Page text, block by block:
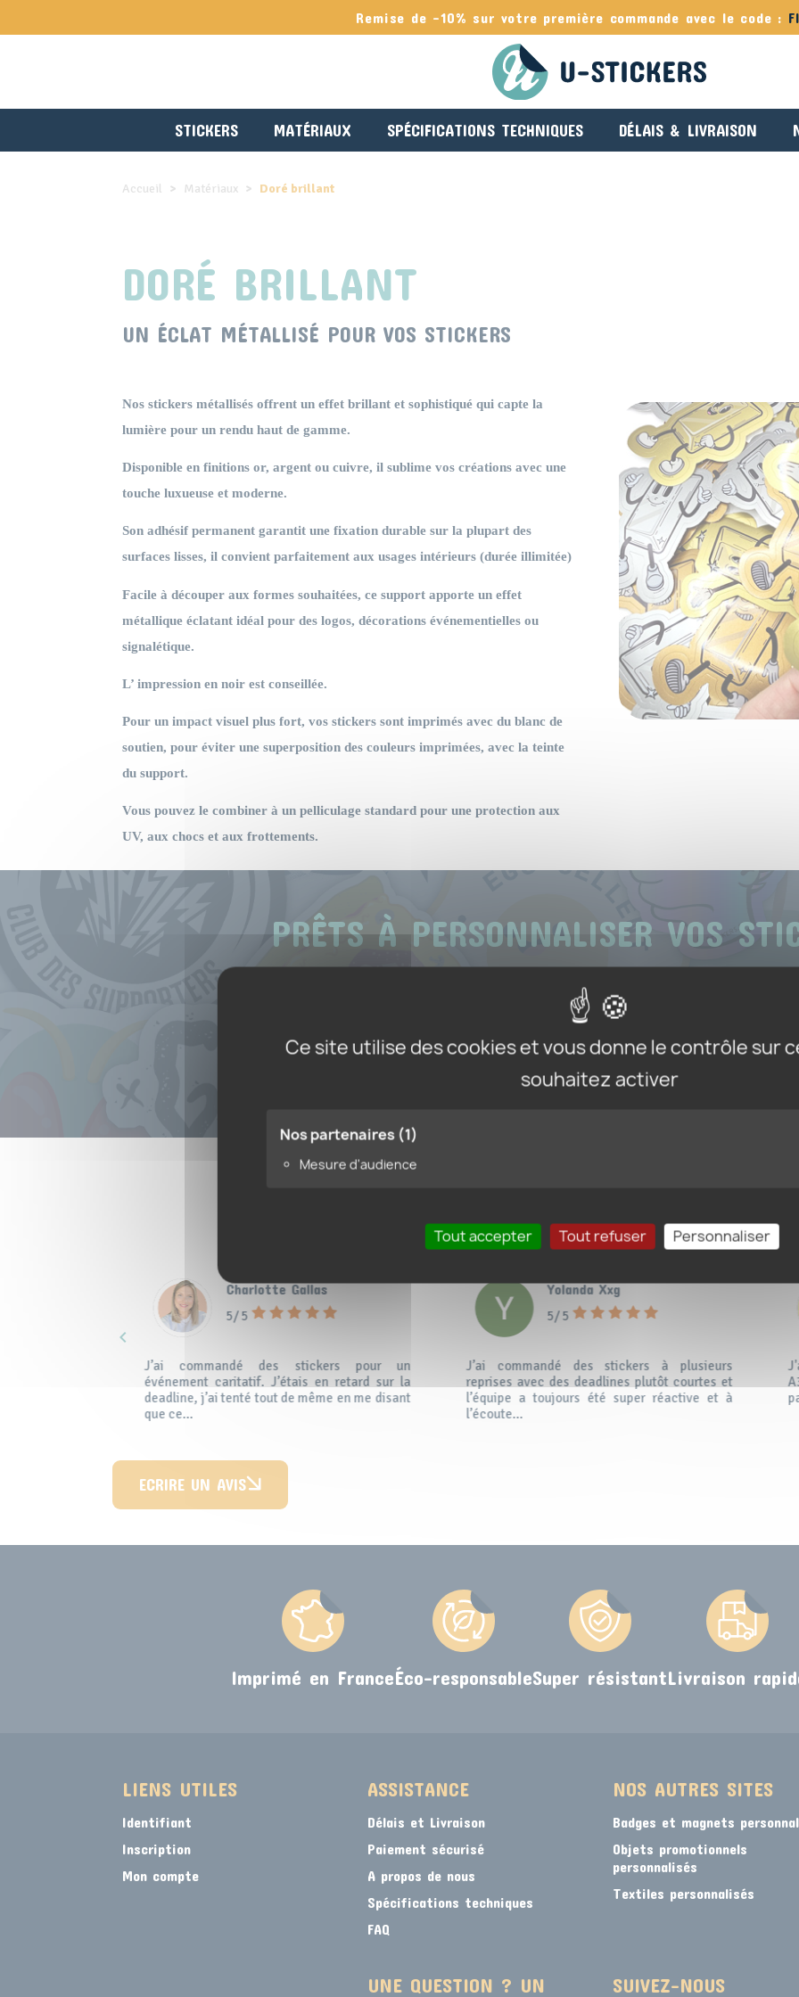
Ce site utilise des cookies et vous donne le contrôle sur
souhaitez activer
Nos partenaires (1)
Mesure d'audience
Tout accepter Tout refuser Personnaliser
Remise de -10% sur votre première commande avec le code :
STICKERS MATÉRIAUX SPÉCIFICATIONS TECHNIQUES DÉLAIS & LIVRAISON
Accueil Matériaux Doré brillant
DORÉ BRILLANT
UN ÉCLAT MÉTALLISÉ POUR VOS STICKERS
Nos stickers métallisés offrent un effet brillant et sophistiqué qui capte la
lumière pour un rendu haut de gamme.
Disponible en finitions or, argent ou cuivre, il sublime vos créations avec une
touche luxueuse et moderne.
Son adhésif permanent garantit une fixation durable sur la plupart des
surfaces lisses, il convient parfaitement aux usages intérieurs (durée illimitée)
Facile à découper aux formes souhaitées, ce support apporte un effet
métallique éclatant idéal pour des logos, décorations événementielles ou
signalétique.
L’ impression en noir est conseillée.
Pour un impact visuel plus fort, vos stickers sont imprimés avec du blanc de
soutien, pour éviter une superposition des couleurs imprimées, avec la teinte
du support.
Vous pouvez le combiner à un pelliculage standard pour une protection aux
UV, aux chocs et aux frottements.
PRÊTS À PERSONNALISER VOS
Découvrez nos conseils de mise en
Créer votre sticker
4.9 / 5
Charlotte Gallas
5/ 5
J’ai commandé des stickers pour un
événement caritatif. J’étais en retard sur la
deadline, j’ai tenté tout de même en me disant
que ce...
Yolanda Xxg
5/ 5
J’ai commandé des stickers à plusieurs
reprises avec des deadlines plutôt courtes et
l’équipe a toujours été super réactive et à
l’écoute...
navigate_before
ECRIRE UN AVIS
Imprimé en FranceÉco-responsableSuper résistantLivraison
LIENS UTILES
Identifiant
Inscription
Mon compte
ASSISTANCE
Délais et Livraison
Paiement sécurisé
A propos de nous
Spécifications techniques
FAQ
NOS AUTRES SITES
Badges et magnets
Objets promotionnels
personnalisés
Textiles personnalisés
UNE QUESTION ? UN
SUIVEZ-NOUS